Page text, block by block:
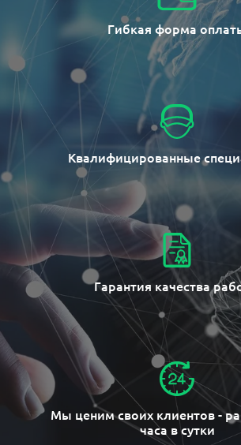
Гибкая форма
Квалифицированные
Гарантия качества
Мы ценим своих клиентов -
часа в сутки